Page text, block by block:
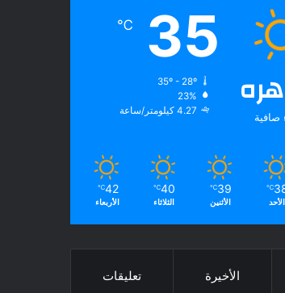
صافية
35
℃
35º - 28º
23%
4.27 كيلومتر/ساعة
℃
الأحد
39
℃
الأثنين
40
℃
الثلاثاء
42
℃
الأربعاء
الأخيرة تعليقات